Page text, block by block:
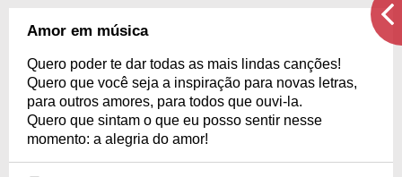
Amor em música
Quero poder te dar todas as mais lindas canções!
Quero que você seja a inspiração para novas letras,
para outros amores, para todos que ouvi-la.
Quero que sintam o que eu posso sentir nesse
momento: a alegria do amor!